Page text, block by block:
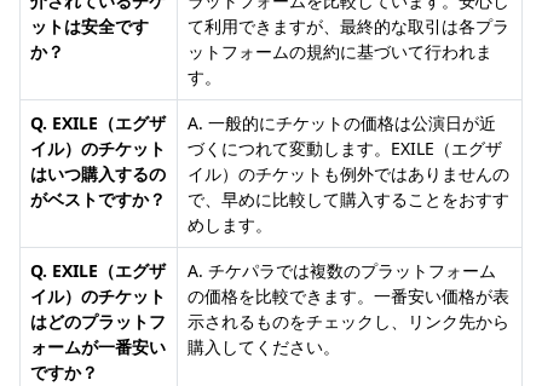
ットは安全です
か？
て利用できますが、最終的な取引は各プラ
ットフォームの規約に基づいて行われま
す。
Q. EXILE（エグザ
イル）のチケット
はいつ購入するの
がベストですか？
A. 一般的にチケットの価格は公演日が近
づくにつれて変動します。EXILE（エグザ
イル）のチケットも例外ではありませんの
で、早めに比較して購入することをおすす
めします。
Q. EXILE（エグザ
イル）のチケット
はどのプラットフ
ォームが一番安い
ですか？
A. チケパラでは複数のプラットフォーム
の価格を比較できます。一番安い価格が表
示されるものをチェックし、リンク先から
購入してください。